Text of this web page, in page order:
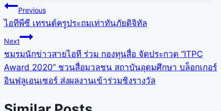
แนะแนว
เรื่อง
Previous
ไอทีพีซี เทรนด์ครูประถมเท่าทันภัยดิจิทัล
Next
ชมรมนักข่าวสายไอที ร่วม กองทุนสื่อ จัดประกวด “ITPC
Award 2020” ชวนสื่อมวลชน สถาบันอุดมศึกษา บล็อกเกอร์
อินฟลูเอนเซอร์ ส่งผลงานเข้าร่วมชิงรางวัล